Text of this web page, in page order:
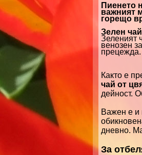
Пиенето
важният
горещо
Зелен чай
Зеленият
венозен
прецежда.
Както е
чай от
дейност.
Важен е и
дневно.
За